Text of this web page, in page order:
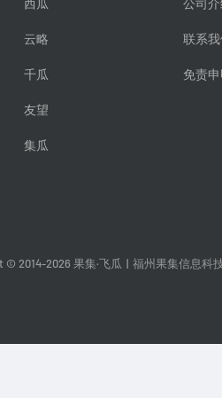
西瓜
云略
千瓜
友望
集瓜
公司
联系
免责
© 2014-2026 果集·飞瓜 福州果集信息科